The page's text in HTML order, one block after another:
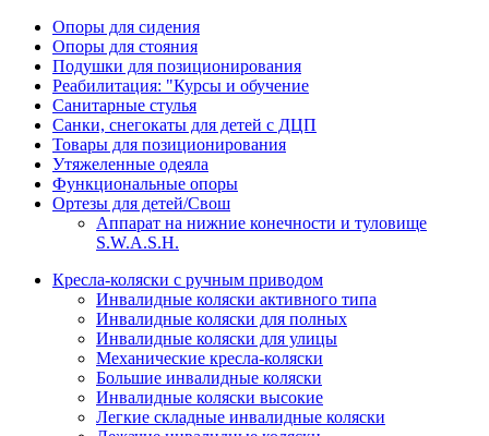
Опоры для сидения
Опоры для стояния
Подушки для позиционирования
Реабилитация: "Курсы и обучение
Санитарные стулья
Санки, снегокаты для детей с ДЦП
Товары для позиционирования
Утяжеленные одеяла
Функциональные опоры
Ортезы для детей/Свош
Аппарат на нижние конечности и туловище
S.W.A.S.H.
Кресла-коляски с ручным приводом
Инвалидные коляски активного типа
Инвалидные коляски для полных
Инвалидные коляски для улицы
Механические кресла-коляски
Большие инвалидные коляски
Инвалидные коляски высокие
Легкие складные инвалидные коляски